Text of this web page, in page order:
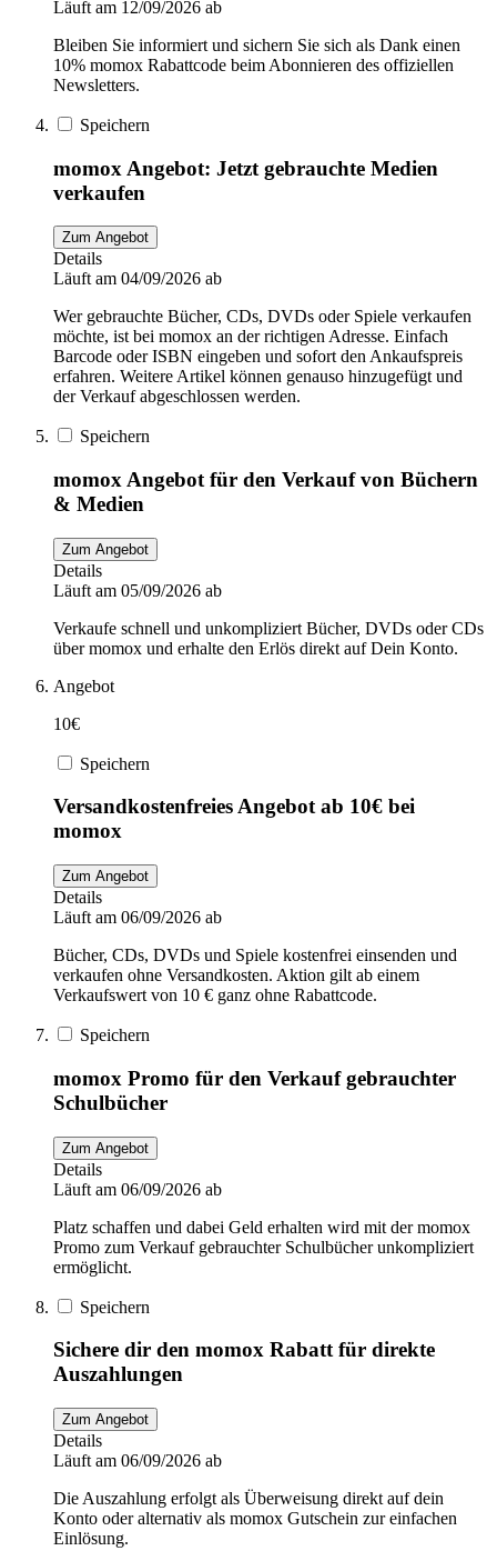
Läuft am 12/09/2026 ab
Bleiben Sie informiert und sichern Sie sich als Dank einen
10% momox Rabattcode beim Abonnieren des offiziellen
Newsletters.
Speichern
momox Angebot: Jetzt gebrauchte Medien
verkaufen
Zum Angebot
Details
Läuft am 04/09/2026 ab
Wer gebrauchte Bücher, CDs, DVDs oder Spiele verkaufen
möchte, ist bei momox an der richtigen Adresse. Einfach
Barcode oder ISBN eingeben und sofort den Ankaufspreis
erfahren. Weitere Artikel können genauso hinzugefügt und
der Verkauf abgeschlossen werden.
Speichern
momox Angebot für den Verkauf von Büchern
& Medien
Zum Angebot
Details
Läuft am 05/09/2026 ab
Verkaufe schnell und unkompliziert Bücher, DVDs oder CDs
über momox und erhalte den Erlös direkt auf Dein Konto.
Angebot
10€
Speichern
Versandkostenfreies Angebot ab 10€ bei
momox
Zum Angebot
Details
Läuft am 06/09/2026 ab
Bücher, CDs, DVDs und Spiele kostenfrei einsenden und
verkaufen ohne Versandkosten. Aktion gilt ab einem
Verkaufswert von 10 € ganz ohne Rabattcode.
Speichern
momox Promo für den Verkauf gebrauchter
Schulbücher
Zum Angebot
Details
Läuft am 06/09/2026 ab
Platz schaffen und dabei Geld erhalten wird mit der momox
Promo zum Verkauf gebrauchter Schulbücher unkompliziert
ermöglicht.
Speichern
Sichere dir den momox Rabatt für direkte
Auszahlungen
Zum Angebot
Details
Läuft am 06/09/2026 ab
Die Auszahlung erfolgt als Überweisung direkt auf dein
Konto oder alternativ als momox Gutschein zur einfachen
Einlösung.